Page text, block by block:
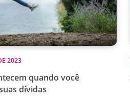
quando você
dívidas
2023